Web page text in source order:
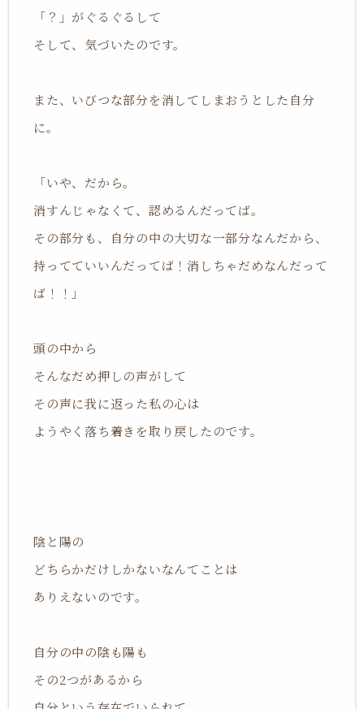
「？」がぐるぐるして
そして、気づいたのです。
また、いびつな部分を消してしまおうとした自分
に。
「いや、だから。
消すんじゃなくて、認めるんだってば。
その部分も、自分の中の大切な一部分なんだから、
持ってていいんだってば！消しちゃだめなんだって
ば！！」
頭の中から
そんなだめ押しの声がして
その声に我に返った私の心は
ようやく落ち着きを取り戻したのです。
陰と陽の
どちらかだけしかないなんてことは
ありえないのです。
自分の中の陰も陽も
その2つがあるから